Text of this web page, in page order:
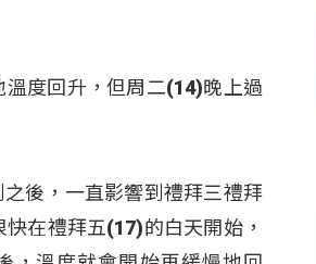
度回升，但周二(14)晚上過
後，一直影響到禮拜三禮拜
在禮拜五(17)的白天開始，